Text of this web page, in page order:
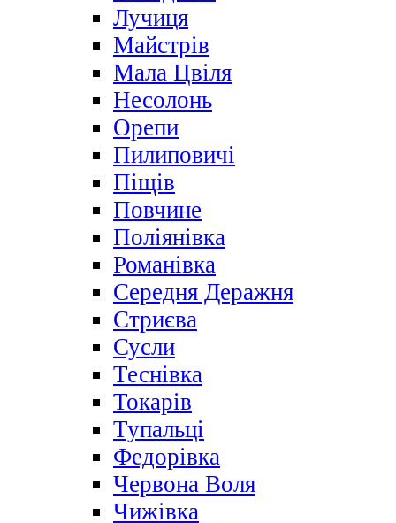
Лучиця
Майстрів
Мала Цвіля
Несолонь
Орепи
Пилиповичі
Піщів
Повчине
Поліянівка
Романівка
Середня Деражня
Стриєва
Сусли
Теснівка
Токарів
Тупальці
Федорівка
Червона Воля
Чижівка